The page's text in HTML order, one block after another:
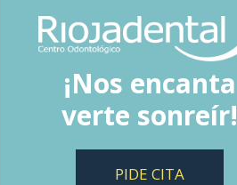
¡Nos encanta
verte sonreír!
PIDE CITA